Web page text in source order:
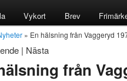
Vykort Brev
» En hälsning från Vaggeryd
| Nästa
från